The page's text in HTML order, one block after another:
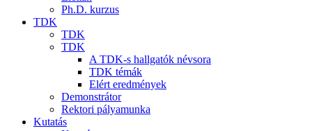
Ph.D. kurzus
TDK
TDK
TDK
A TDK-s hallgatók névsora
TDK témák
Elért eredmények
Demonstrátor
Rektori pályamunka
Kutatás